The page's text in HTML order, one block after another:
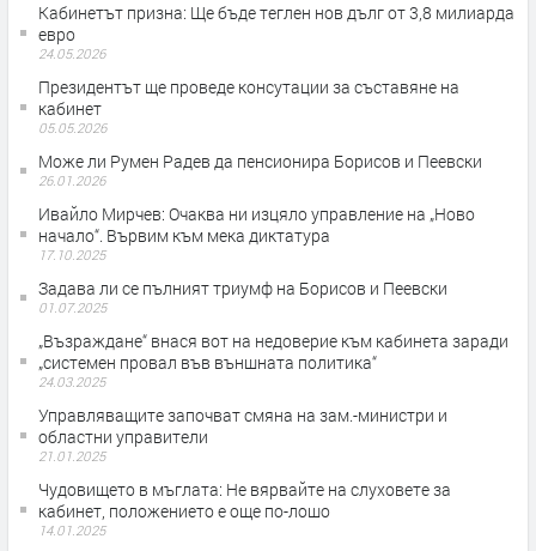
Кабинетът призна: Ще бъде теглен нов дълг от 3,8 милиарда
евро
24.05.2026
Президентът ще проведе консутации за съставяне на
кабинет
05.05.2026
Може ли Румен Радев да пенсионира Борисов и Пеевски
26.01.2026
Ивайло Мирчев: Очаква ни изцяло управление на „Ново
начало“. Вървим към мека диктатура
17.10.2025
Задава ли се пълният триумф на Борисов и Пеевски
01.07.2025
„Възраждане“ внася вот на недоверие към кабинета заради
„системен провал във външната политика“
24.03.2025
Управляващите започват смяна на зам.-министри и
областни управители
21.01.2025
Чудовището в мъглата: Не вярвайте на слуховете за
кабинет, положението е още по-лошо
14.01.2025